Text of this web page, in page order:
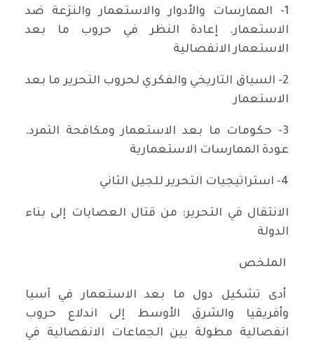
1- الممارسات والأدوار والاستعمار والنزعة ضد
الاستعمار. إعادة النظر في حروب ما بعد
الاستعمار الانفصالية
2- السياق التاريخي والفكري لحروب التحرير ما بعد
الاستعمار
3- حكومات ما بعد الاستعمار ومكافحة التمرد.
عودة الممارسات الاستعمارية
4- استراتيجيات التحرير للجيل الثاني
الانتقال في التحرير: من قتال العصابات إلى بناء
الدولة
الملخص
أدى تشكيل دول ما بعد الاستعمار في آسيا
وأفريقيا والشرق الأوسط إلى اندلاع حروب
انفصالية مطولة بين الجماعات الانفصالية في